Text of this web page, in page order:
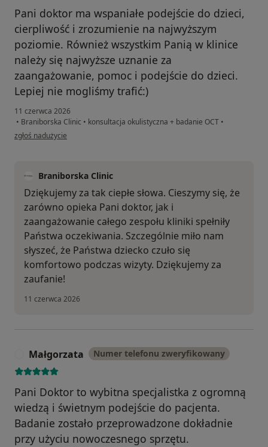
Pani doktor ma wspaniałe podejście do dzieci,
cierpliwość i zrozumienie na najwyższym
poziomie. Również wszystkim Panią w klinice
należy się najwyższe uznanie za
zaangażowanie, pomoc i podejście do dzieci.
Lepiej nie mogliśmy trafić:)
11 czerwca 2026
• Braniborska Clinic • konsultacja okulistyczna + badanie OCT •
w opinii użytkownika Mariusz Kamiński
zgłoś nadużycie
Braniborska Clinic
Dziękujemy za tak ciepłe słowa. Cieszymy się, że
zarówno opieka Pani doktor, jak i
zaangażowanie całego zespołu kliniki spełniły
Państwa oczekiwania. Szczególnie miło nam
słyszeć, że Państwa dziecko czuło się
komfortowo podczas wizyty. Dziękujemy za
zaufanie!
11 czerwca 2026
Małgorzata Numer telefonu zweryfikowany
Pani Doktor to wybitna specjalistka z ogromną
wiedzą i świetnym podejście do pacjenta.
Badanie zostało przeprowadzone dokładnie
przy użyciu nowoczesnego sprzętu.